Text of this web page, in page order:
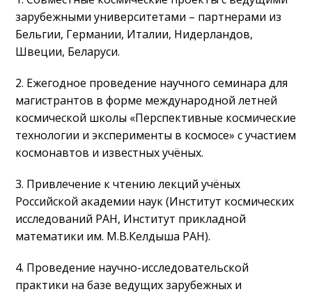
зарубежными университетами – партнерами из
Бельгии, Германии, Италии, Нидерландов,
Швеции, Беларуси.
2. Ежегодное проведение научного семинара для
магистрантов в форме международной летней
космической школы «Перспективные космические
технологии и эксперименты в космосе» с участием
космонавтов и известных учёных.
3. Привлечение к чтению лекций учёных
Российской академии наук (Институт космических
исследований РАН, Институт прикладной
математики им. М.В.Келдыша РАН).
4. Проведение научно-исследовательской
практики на базе ведущих зарубежных и